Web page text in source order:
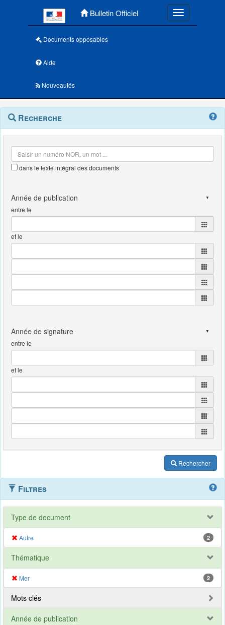
Bulletin Officiel Toggle
Documents opposables
Aide
Nouveautés
Navigation
outils
Menu
contextuel
Recherche
dans le texte intégral des documents
entre le
et le
entre le
et le
Rechercher
Filtres
Type de document
Autre 2
Thématique
Mer 2
Mots clés
Année de publication